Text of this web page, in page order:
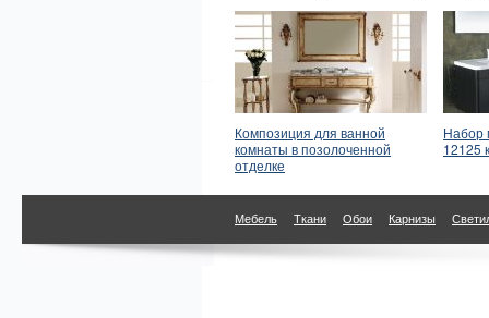
Композиция для ванной
комнаты в позолоченной
отделке
Набор
12125
Мебель Ткани Обои Карнизы